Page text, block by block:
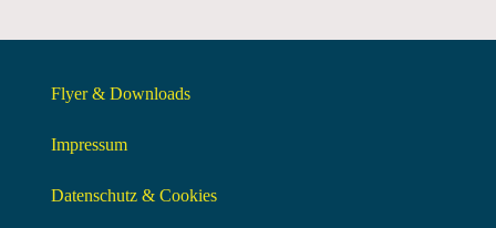
Flyer & Downloads
Impressum
Datenschutz & Cookies